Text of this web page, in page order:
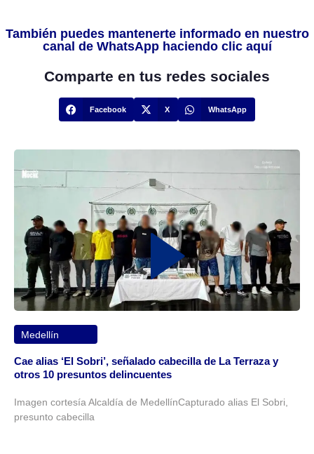
También puedes mantenerte informado en nuestro
canal de WhatsApp haciendo clic aquí
Comparte en tus redes sociales
Facebook X WhatsApp
Medellín
Cae alias ‘El Sobri’, señalado cabecilla de La Terraza y
otros 10 presuntos delincuentes
Imagen cortesía Alcaldía de MedellínCapturado alias El Sobri,
presunto cabecilla